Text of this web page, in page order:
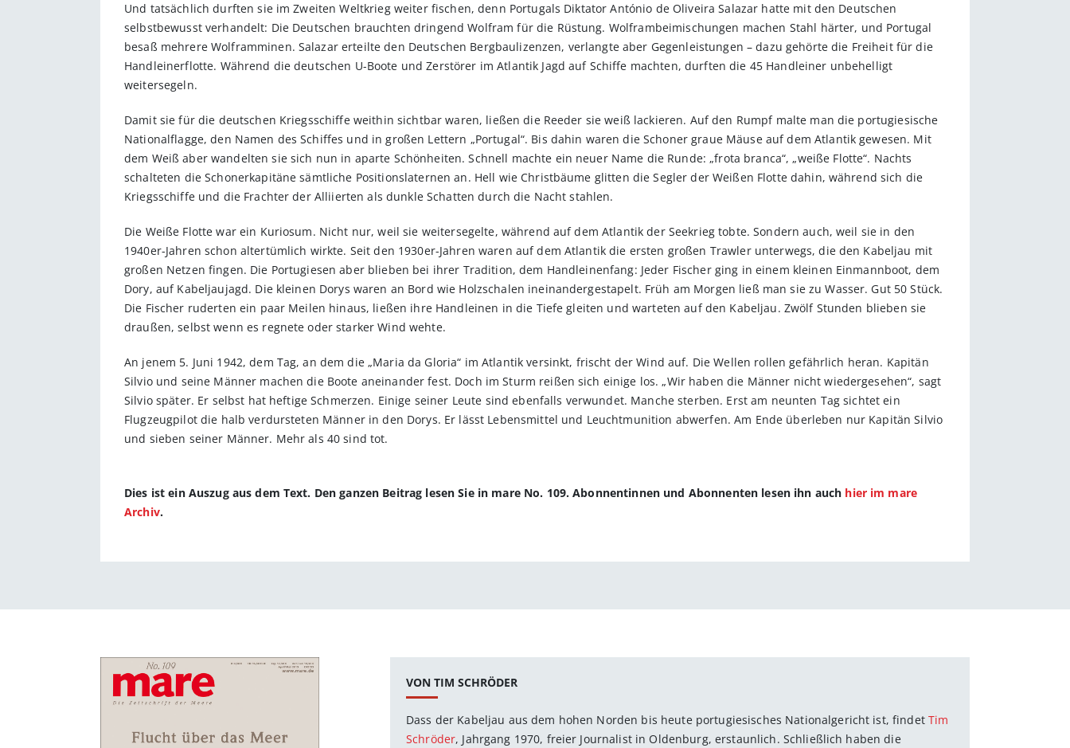
Und tatsächlich durften sie im Zweiten Weltkrieg weiter fischen, denn Portugals Diktator António de Oliveira Salazar hatte mit den Deutschen
selbstbewusst verhandelt: Die Deutschen brauchten dringend Wolfram für die Rüstung. Wolframbeimischungen machen Stahl härter, und Portugal
besaß mehrere Wolframminen. Salazar erteilte den Deutschen Bergbaulizenzen, verlangte aber Gegenleistungen – dazu gehörte die Freiheit für die
Handleinerflotte. Während die deutschen U-Boote und Zerstörer im Atlantik Jagd auf Schiffe machten, durften die 45 Handleiner unbehelligt
weitersegeln.
Damit sie für die deutschen Kriegsschiffe weithin sichtbar waren, ließen die Reeder sie weiß lackieren. Auf den Rumpf malte man die portugiesische
Nationalflagge, den Namen des Schiffes und in großen Lettern „Portugal“. Bis dahin waren die Schoner graue Mäuse auf dem Atlantik gewesen. Mit
dem Weiß aber wandelten sie sich nun in aparte Schönheiten. Schnell machte ein neuer Name die Runde: „frota branca“, „weiße Flotte“. Nachts
schalteten die Schonerkapitäne sämtliche Positionslaternen an. Hell wie Christbäume glitten die Segler der Weißen Flotte dahin, während sich die
Kriegsschiffe und die Frachter der Alliierten als dunkle Schatten durch die Nacht stahlen.
Die Weiße Flotte war ein Kuriosum. Nicht nur, weil sie weitersegelte, während auf dem Atlantik der Seekrieg tobte. Sondern auch, weil sie in den
1940er-Jahren schon altertümlich wirkte. Seit den 1930er-Jahren waren auf dem Atlantik die ersten großen Trawler unterwegs, die den Kabeljau mit
großen Netzen fingen. Die Portugiesen aber blieben bei ihrer Tradition, dem Handleinenfang: Jeder Fischer ging in einem kleinen Einmannboot, dem
Dory, auf Kabeljaujagd. Die kleinen Dorys waren an Bord wie Holzschalen ineinandergestapelt. Früh am Morgen ließ man sie zu Wasser. Gut 50 Stück.
Die Fischer ruderten ein paar Meilen hinaus, ließen ihre Handleinen in die Tiefe gleiten und warteten auf den Kabeljau. Zwölf Stunden blieben sie
draußen, selbst wenn es regnete oder starker Wind wehte.
An jenem 5. Juni 1942, dem Tag, an dem die „Maria da Gloria“ im Atlantik versinkt, frischt der Wind auf. Die Wellen rollen gefährlich heran. Kapitän
Silvio und seine Männer machen die Boote aneinander fest. Doch im Sturm reißen sich einige los. „Wir haben die Männer nicht wiedergesehen“, sagt
Silvio später. Er selbst hat heftige Schmerzen. Einige seiner Leute sind ebenfalls verwundet. Manche sterben. Erst am neunten Tag sichtet ein
Flugzeugpilot die halb verdursteten Männer in den Dorys. Er lässt Lebensmittel und Leuchtmunition abwerfen. Am Ende überleben nur Kapitän Silvio
und sieben seiner Männer. Mehr als 40 sind tot.
Dies ist ein Auszug aus dem Text. Den ganzen Beitrag lesen Sie in mare No. 109. Abonnentinnen und Abonnenten lesen ihn auch hier im mare
Archiv.
VON TIM SCHRÖDER
Dass der Kabeljau aus dem hohen Norden bis heute portugiesisches Nationalgericht ist, findetTim
Schröder, Jahrgang 1970, freier Journalist in Oldenburg, erstaunlich. Schließlich haben die